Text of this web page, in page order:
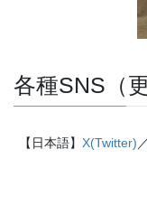
各種SNS（
【日本語】 X(Twitter)／